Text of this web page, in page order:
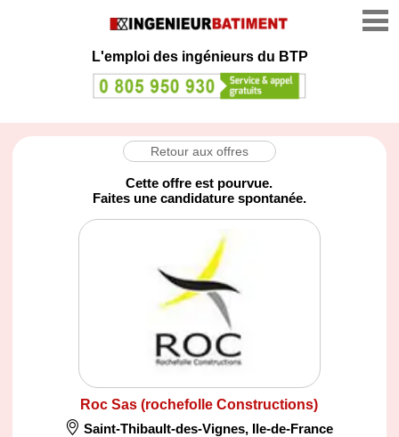
L'emploi des ingénieurs du BTP
Retour aux offres
Cette offre est pourvue.
Faites une candidature spontanée.
Roc Sas (rochefolle Constructions)
Saint-Thibault-des-Vignes, Ile-de-France